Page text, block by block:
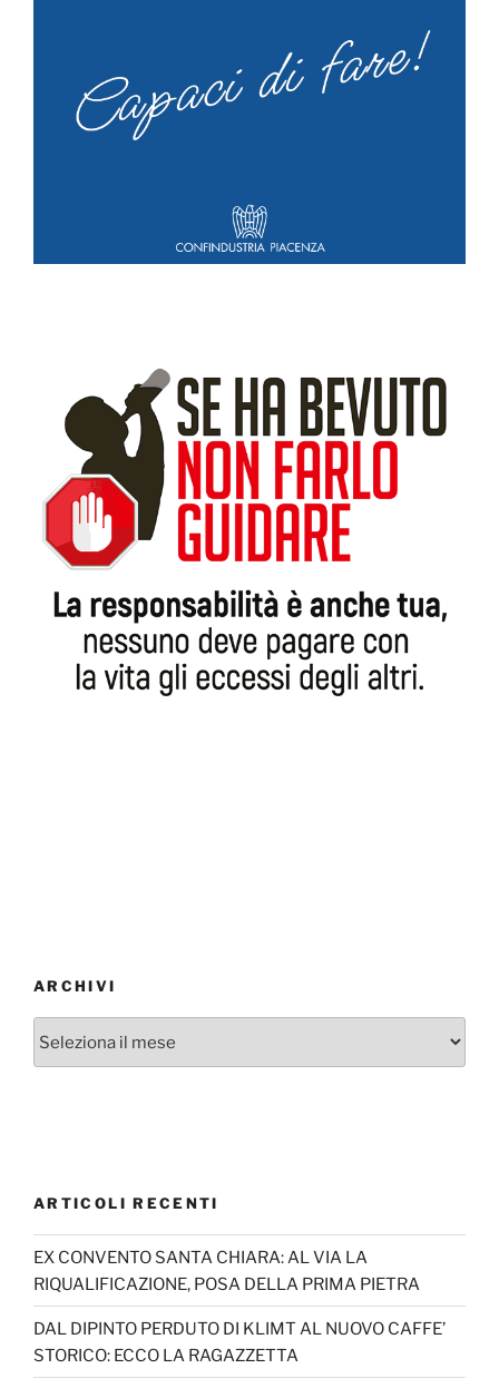
ARCHIVI
ARTICOLI RECENTI
EX CONVENTO SANTA CHIARA: AL VIA LA
RIQUALIFICAZIONE, POSA DELLA PRIMA PIETRA
DAL DIPINTO PERDUTO DI KLIMT AL NUOVO CAFFE’
STORICO: ECCO LA RAGAZZETTA